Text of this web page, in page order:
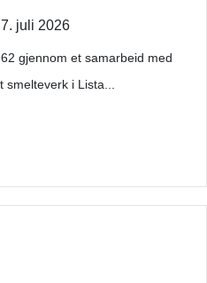
7. juli 2026
gjennom et samarbeid med
smelteverk i Lista...